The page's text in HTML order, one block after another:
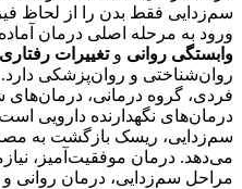
سم‌زدایی فقط بدن را از لحاظ
ورود به مرحله اصلی درمان
وابستگی روانی وتغییرات رفتاری
روان‌شناختی و روان‌پزشکی
فردی، گروه درمانی، درمان‌های
درمان‌های نگهدارنده دارویی
سم‌زدایی، ریسک بازگشت به
می‌دهد. درمان موفقیت‌آمیز،
مراحل سم‌زدایی، درمان روانی